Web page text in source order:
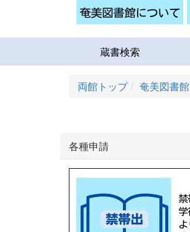
蔵書検索
両館トップ 奄美図書館
各種申請